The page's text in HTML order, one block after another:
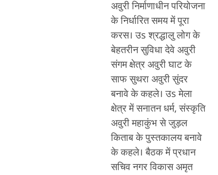
अवुरी निर्माणाधीन परियोजना
के निर्धारित समय में पूरा
करस। उs श्रद्धालु लोग के
बेहतरीन सुविधा देवे अवुरी
संगम क्षेत्र अवुरी घाट के
साफ सुथरा अवुरी सुंदर
बनावे के कहले। उs मेला
क्षेत्र में सनातन धर्म, संस्कृति
अवुरी महाकुंभ से जुड़ल
किताब के पुस्तकालय बनावे
के कहले। बैठक में प्रधान
सचिव नगर विकास अमृत